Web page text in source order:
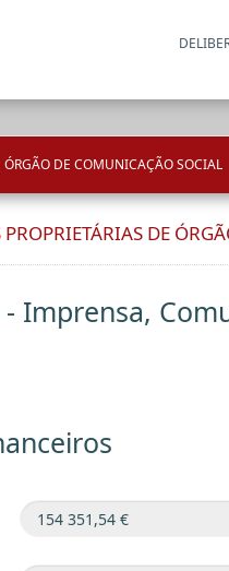
ÓRGÃO DE COMUNICAÇÃO SOCIAL
PROPRIETÁRIAS DE
Imprensa,